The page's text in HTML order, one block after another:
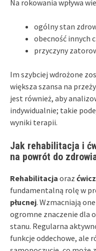
Na rokowania wpływa
ogólny stan
obecność innych
przyczyny
Im szybciej wdrożone
większa szansa na
jest również, aby
indywidualnie; takie
wyniki terapii.
Jak rehabilitacja i
na powrót do
Rehabilitacja oraz
fundamentalną rolę w
płucnej. Wzmacniają
ogromne znaczenie dla
stanu. Regularna
funkcje oddechowe, ale